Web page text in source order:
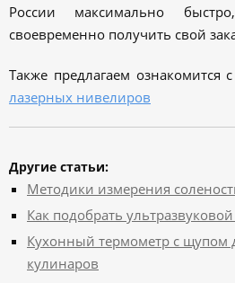
России максимально
своевременно получить свой
Также предлагаем ознакомится
лазерных нивелиров
Другие статьи:
Методики измерения
Как подобрать
Кухонный термометр с щупом
кулинаров